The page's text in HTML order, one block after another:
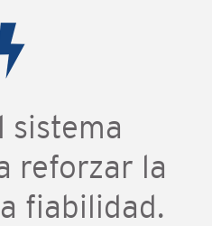
sistema
reforzar la
fiabilidad.